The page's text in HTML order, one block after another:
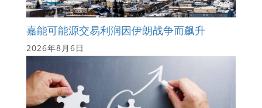
嘉能可能源交易利润因伊朗战争而飙升
2026年8月6日